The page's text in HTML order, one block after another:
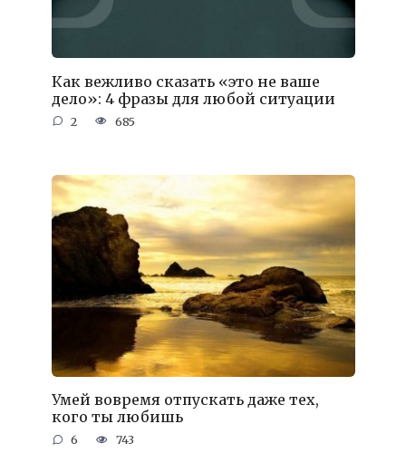
Как вежливо сказать «это не ваше
дело»: 4 фразы для любой ситуации
2 685
Умей вовремя отпускать даже тех,
кого ты любишь
6 743